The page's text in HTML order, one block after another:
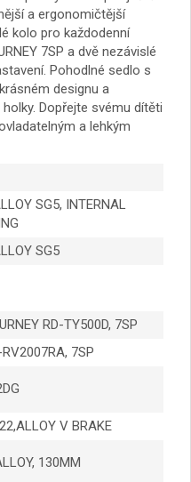
a ergonomičtější
kolo pro každodenní
7SP a dvě nezávislé
Pohodlné sedlo s
designu a
Dopřejte svému dítěti
a lehkým
SG5, INTERNAL
SG5
RD-TY500D, 7SP
7SP
V BRAKE
130MM